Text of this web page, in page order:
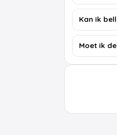
Kan ik
Moet ik